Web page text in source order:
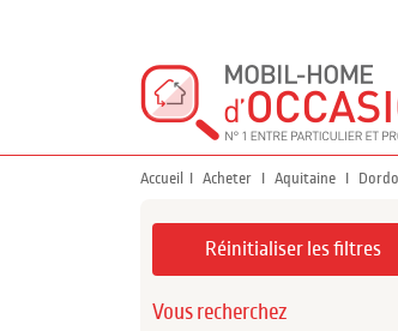
Accueil Acheter Aquitaine
Réinitialiser les filtres
Vous recherchez